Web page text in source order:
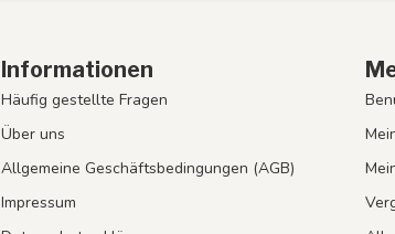
Informationen
Häufig gestellte Fragen
Über uns
Allgemeine Geschäftsbedingungen (AGB)
Impressum